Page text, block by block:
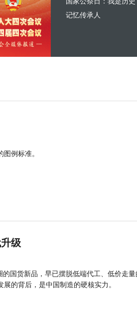
记忆传承人
例标准。
级
国货新品，早已摆脱低端代工、低价走
的背后，是中国制造的硬核实力。